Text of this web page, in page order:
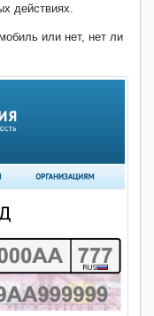
действиях.
или нет, нет ли